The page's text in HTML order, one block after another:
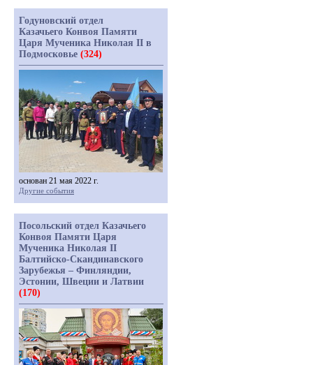
Годуновский отдел
Казачьего Конвоя Памяти
Царя Мученика Николая II в
Подмосковье (324)
основан 21 мая 2022 г.
Другие события
Посольский отдел Казачьего
Конвоя Памяти Царя
Мученика Николая II
Балтийско-Скандинавского
Зарубежья – Финляндии,
Эстонии, Швеции и Латвии
(170)